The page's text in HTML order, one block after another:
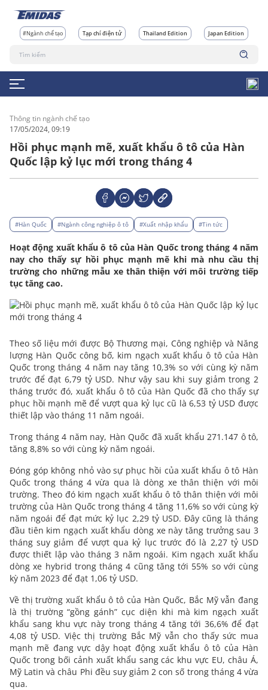
#Ngành chế tạo Tạp chí điện tử Thailand Edition Japan Edition
Thông tin ngành chế tạo
17/05/2024, 09:19
Hồi phục mạnh mẽ, xuất khẩu ô tô của Hàn
Quốc lập kỷ lục mới trong tháng 4
#Hàn Quốc #Ngành công nghiệp ô tô #Xuất nhập khẩu #Tin tức
Hoạt động xuất khẩu ô tô của Hàn Quốc trong tháng 4 năm
nay cho thấy sự hồi phục mạnh mẽ khi mà nhu cầu thị
trường cho những mẫu xe thân thiện với môi trường tiếp
tục tăng cao.
Theo số liệu mới được Bộ Thương mại, Công nghiệp và Năng
lượng Hàn Quốc công bố, kim ngạch xuất khẩu ô tô của Hàn
Quốc trong tháng 4 năm nay tăng 10,3% so với cùng kỳ năm
trước để đạt 6,79 tỷ USD. Như vậy sau khi suy giảm trong 2
tháng trước đó, xuất khẩu ô tô của Hàn Quốc đã cho thấy sự
phục hồi mạnh mẽ để vượt qua kỷ lục cũ là 6,53 tỷ USD được
thiết lập vào tháng 11 năm ngoái.
Trong tháng 4 năm nay, Hàn Quốc đã xuất khẩu 271.147 ô tô,
tăng 8,8% so với cùng kỳ năm ngoái.
Đóng góp không nhỏ vào sự phục hồi của xuất khẩu ô tô Hàn
Quốc trong tháng 4 vừa qua là dòng xe thân thiện với môi
trường. Theo đó kim ngạch xuất khẩu ô tô thân thiện với môi
trường của Hàn Quốc trong tháng 4 tăng 11,6% so với cùng kỳ
năm ngoái để đạt mức kỷ lục 2,29 tỷ USD. Đây cũng là tháng
đầu tiên kim ngạch xuất khẩu dòng xe này tăng trưởng sau 3
tháng suy giảm để vượt qua kỷ lục trước đó là 2,27 tỷ USD
được thiết lập vào tháng 3 năm ngoái. Kim ngạch xuất khẩu
dòng xe hybrid trong tháng 4 cũng tăng tới 55% so với cùng
kỳ năm 2023 để đạt 1,06 tỷ USD.
Về thị trường xuất khẩu ô tô của Hàn Quốc, Bắc Mỹ vẫn đang
là thị trường “gồng gánh” cục diện khi mà kim ngạch xuất
khẩu sang khu vực này trong tháng 4 tăng tới 36,6% để đạt
4,08 tỷ USD. Việc thị trường Bắc Mỹ vẫn cho thấy sức mua
mạnh mẽ đang vực dậy hoạt động xuất khẩu ô tô của Hàn
Quốc trong bối cảnh xuất khẩu sang các khu vực EU, châu Á,
Mỹ Latin và châu Phi đều suy giảm 2 con số trong tháng 4 vừa
qua.